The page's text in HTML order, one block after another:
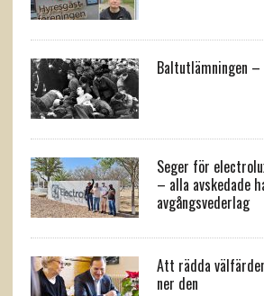
Baltutlämningen
Seger för
– alla avskedade
avgångsvederlag
Att rädda
ner den